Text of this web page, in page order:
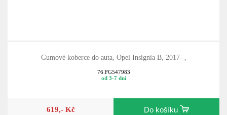
Gumové koberce do auta, Opel Insignia B, 2017- ,
76.FG547983
od 3-7 dní
619,- Kč Do košíku